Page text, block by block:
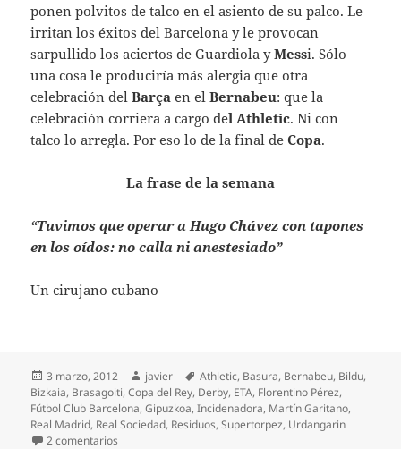
ponen polvitos de talco en el asiento de su palco. Le
irritan los éxitos del Barcelona y le provocan
sarpullido los aciertos de Guardiola yMessi. Sólo
una cosa le produciría más alergia que otra
celebración del Barça en elBernabeu: que la
celebración corriera a cargo del Athletic. Ni con
talco lo arregla. Por eso lo de la final deCopa.
La frase de la semana
“Tuvimos que operar a Hugo Chávez con tapones
en los oídos: no calla ni anestesiado”
Un cirujano cubano
Publicado
el
3 marzo, 2012 Autor
javier Etiquetas
Athletic, Basura, Bernabeu, Bildu,
Bizkaia, Brasagoiti,Copa del Rey, Derby, ETA, Florentino Pérez,
Fútbol Club Barcelona,Gipuzkoa,Incidenadora, Martín Garitano,
Real Madrid, Real Sociedad, Residuos,Supertorpez, Urdangarin
2 comentarios